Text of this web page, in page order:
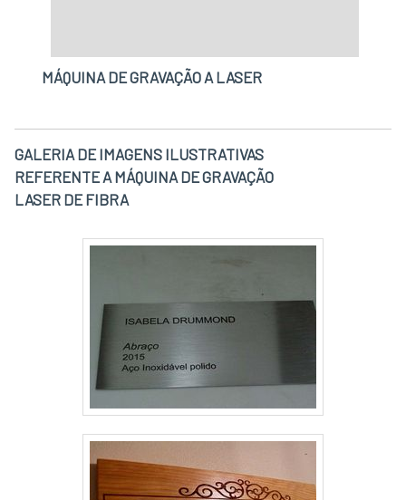
MÁQUINA DE GRAVAÇÃO A LASER
GALERIA DE IMAGENS ILUSTRATIVAS
REFERENTE A MÁQUINA DE GRAVAÇÃO
LASER DE FIBRA